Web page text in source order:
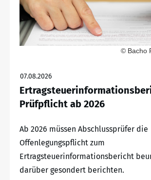
© Bacho
07.08.2026
Prüfpflicht ab 2026
Ab 2026 müssen Abschlussprüfer die
Offenlegungspflicht zum
Ertragsteuerinformationsbericht
darüber gesondert berichten.